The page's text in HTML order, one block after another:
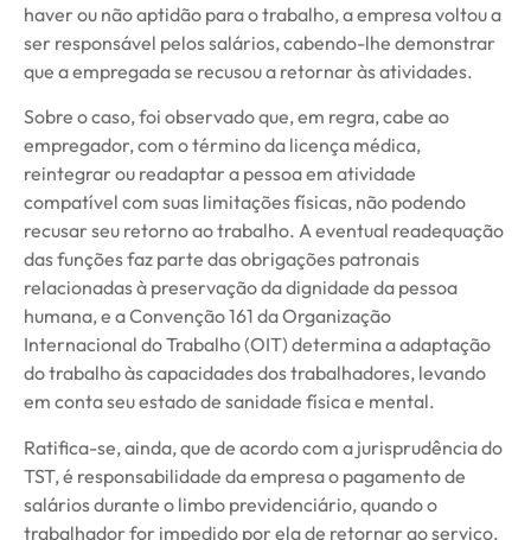
haver ou não aptidão para o trabalho, a empresa voltou a
ser responsável pelos salários, cabendo-lhe demonstrar
que a empregada se recusou a retornar às atividades.
Sobre o caso, foi observado que, em regra, cabe ao
empregador, com o término da licença médica,
reintegrar ou readaptar a pessoa em atividade
compatível com suas limitações físicas, não podendo
recusar seu retorno ao trabalho. A eventual readequação
das funções faz parte das obrigações patronais
relacionadas à preservação da dignidade da pessoa
humana, e a Convenção 161 da Organização
Internacional do Trabalho (OIT) determina a adaptação
do trabalho às capacidades dos trabalhadores, levando
em conta seu estado de sanidade física e mental.
Ratifica-se, ainda, que de acordo com a jurisprudência do
TST, é responsabilidade da empresa o pagamento de
salários durante o limbo previdenciário, quando o
trabalhador for impedido por ela de retornar ao serviço,